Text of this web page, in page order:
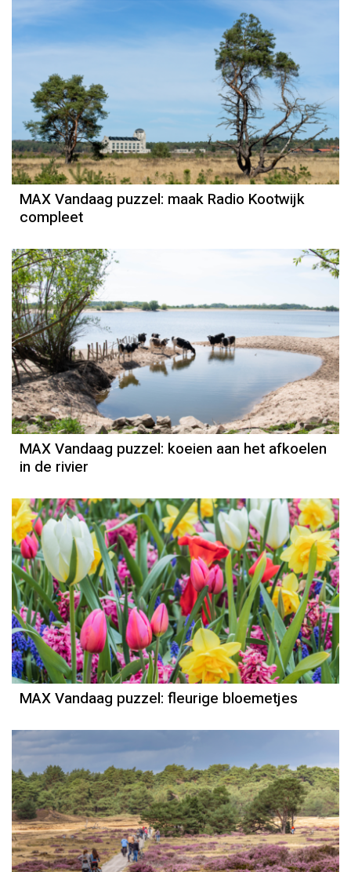
MAX Vandaag puzzel: maak Radio Kootwijk
compleet
MAX Vandaag puzzel: koeien aan het afkoelen
in de rivier
MAX Vandaag puzzel: fleurige bloemetjes